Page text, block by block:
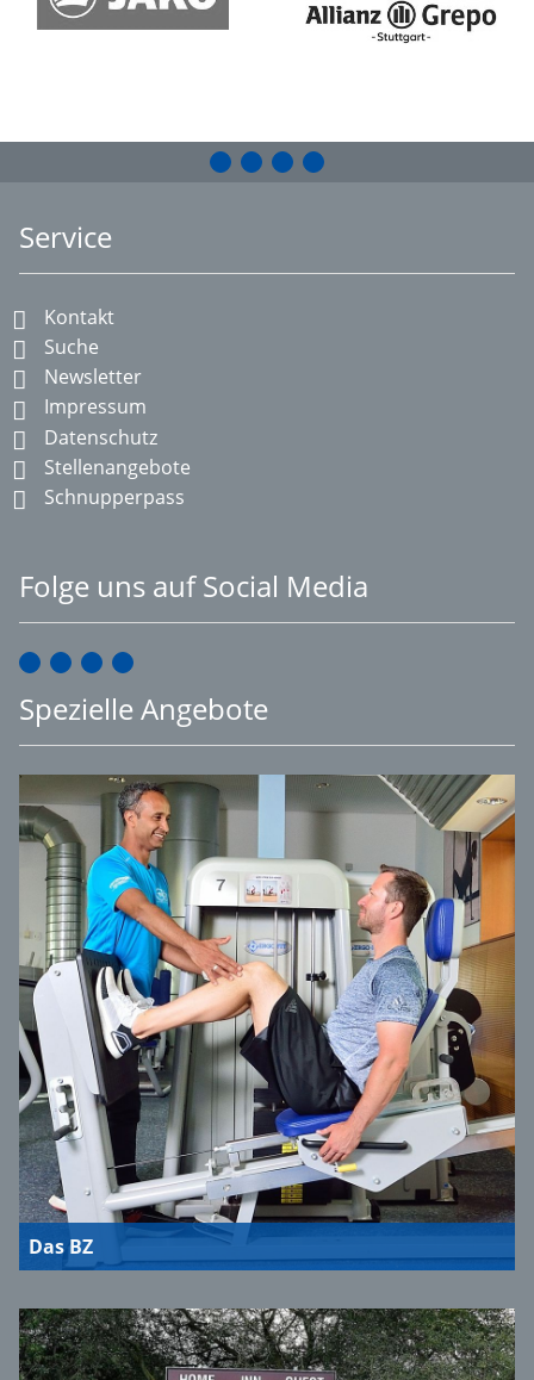
Service
Kontakt
Suche
Newsletter
Impressum
Datenschutz
Stellenangebote
Schnupperpass
Folge uns auf Social Media
Spezielle Angebote
Das BZ